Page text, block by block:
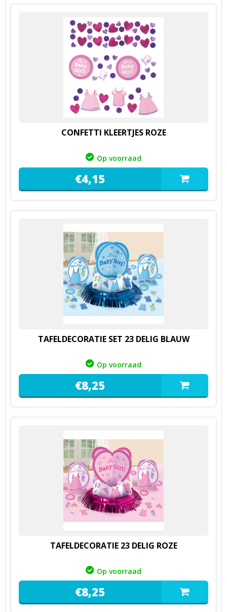
CONFETTI KLEERTJES ROZE
Op voorraad
€4,15
TAFELDECORATIE SET 23 DELIG BLAUW
Op voorraad
€8,25
TAFELDECORATIE 23 DELIG ROZE
Op voorraad
€8,25